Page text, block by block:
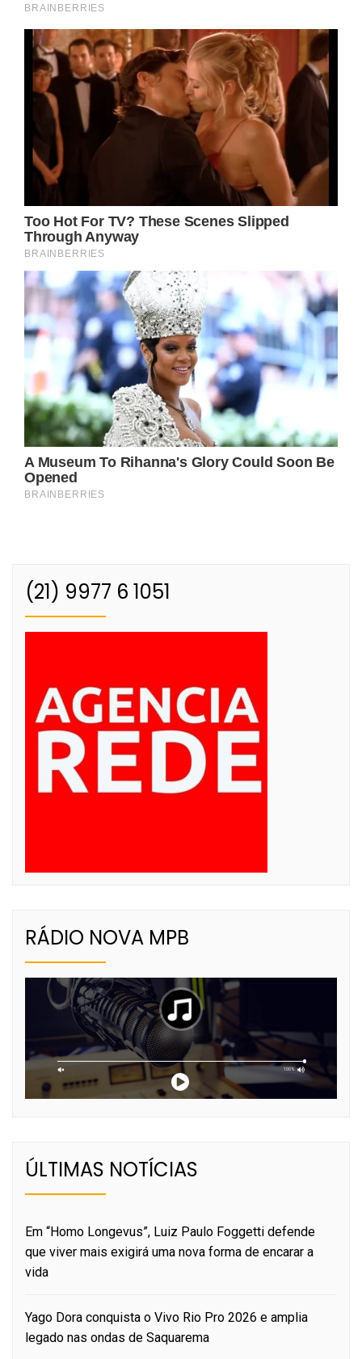
(21) 9977 6 1051
RÁDIO NOVA MPB
ÚLTIMAS NOTÍCIAS
Em “Homo Longevus”, Luiz Paulo Foggetti defende
que viver mais exigirá uma nova forma de encarar a
vida
Yago Dora conquista o Vivo Rio Pro 2026 e amplia
legado nas ondas de Saquarema